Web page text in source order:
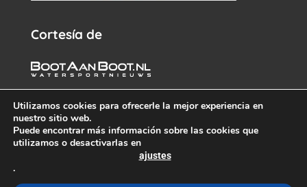
Cortesía de
Utilizamos cookies para ofrecerle la mejor experiencia en
nuestro sitio web.
Puede encontrar más información sobre las cookies que
utilizamos o desactivarlas en
ajustes
.